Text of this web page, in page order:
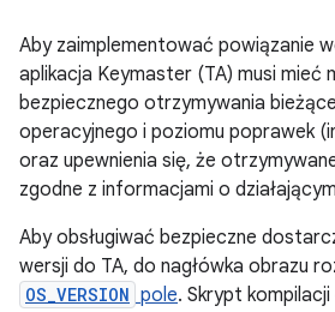
Aby zaimplementować powiązanie
aplikacja Keymaster (TA) musi mieć
bezpiecznego otrzymywania
operacyjnego i poziomu poprawek
oraz upewnienia się, że
zgodne z informacjami o
Aby obsługiwać bezpieczne
wersji do TA, do nagłówka obrazu
OS_VERSION pole. Skrypt